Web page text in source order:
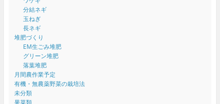
分結ネギ
玉ねぎ
長ネギ
堆肥づくり
EM生ごみ堆肥
グリーン堆肥
落葉堆肥
月間農作業予定
有機・無農薬野菜の栽培法
未分類
果菜類